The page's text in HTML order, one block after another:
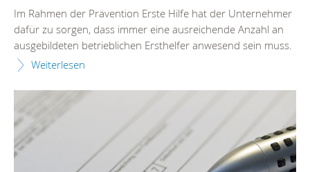
Im Rahmen der Prävention Erste Hilfe hat der Unternehmer
dafür zu sorgen, dass immer eine ausreichende Anzahl an
ausgebildeten betrieblichen Ersthelfer anwesend sein muss.
Weiterlesen